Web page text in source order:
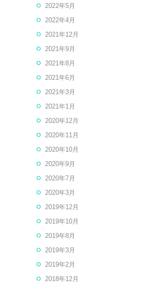
2022年5月
2022年4月
2021年12月
2021年9月
2021年8月
2021年6月
2021年3月
2021年1月
2020年12月
2020年11月
2020年10月
2020年9月
2020年7月
2020年3月
2019年12月
2019年10月
2019年8月
2019年3月
2019年2月
2018年12月